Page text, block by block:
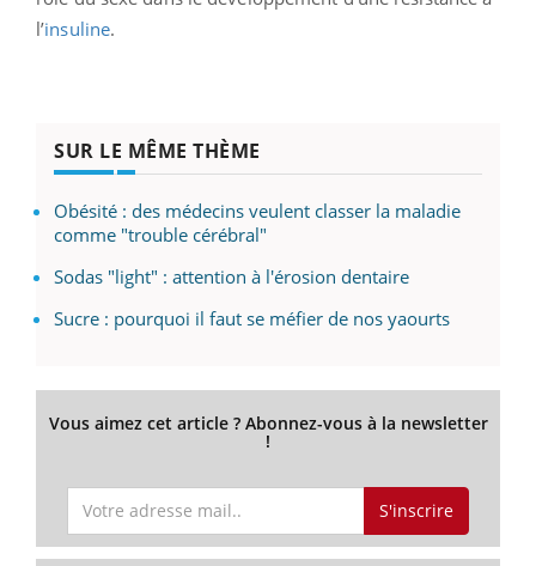
l’insuline.
SUR LE MÊME THÈME
Obésité : des médecins veulent classer la maladie
comme "trouble cérébral"
Sodas "light" : attention à l'érosion dentaire
Sucre : pourquoi il faut se méfier de nos yaourts
Vous aimez cet article ? Abonnez-vous à la newsletter
!
S'inscrire